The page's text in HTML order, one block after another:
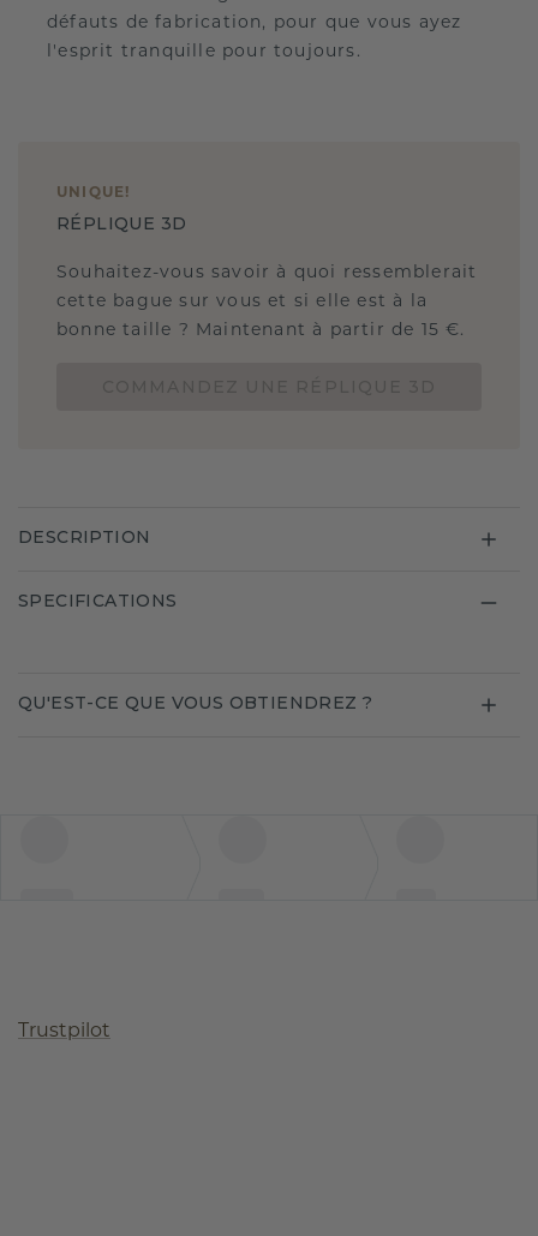
défauts de fabrication, pour que vous ayez
l'esprit tranquille pour toujours.
UNIQUE !
RÉPLIQUE 3D
Souhaitez-vous savoir à quoi ressemblerait
cette bague sur vous et si elle est à la
bonne taille ? Maintenant à partir de 15 €.
DESCRIPTION
SPECIFICATIONS
QU'EST-CE QUE VOUS OBTIENDREZ ?
Trustpilot